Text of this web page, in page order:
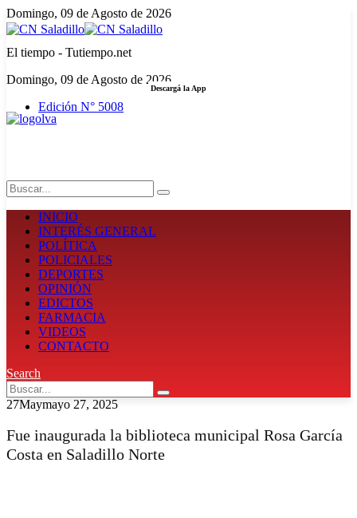
Domingo, 09 de Agosto de 2026
El tiempo - Tutiempo.net
Domingo, 09 de Agosto de 2026
Edición N° 5008
Descargá la App
INICIO
INTERÉS GENERAL
POLÍTICA
POLICIALES
DEPORTES
OPINIÓN
EDICTOS
FARMACIA
VIDEOS
CONTACTO
Search
27Maymayo 27, 2025
Fue inaugurada la biblioteca municipal Rosa García
Costa en Saladillo Norte